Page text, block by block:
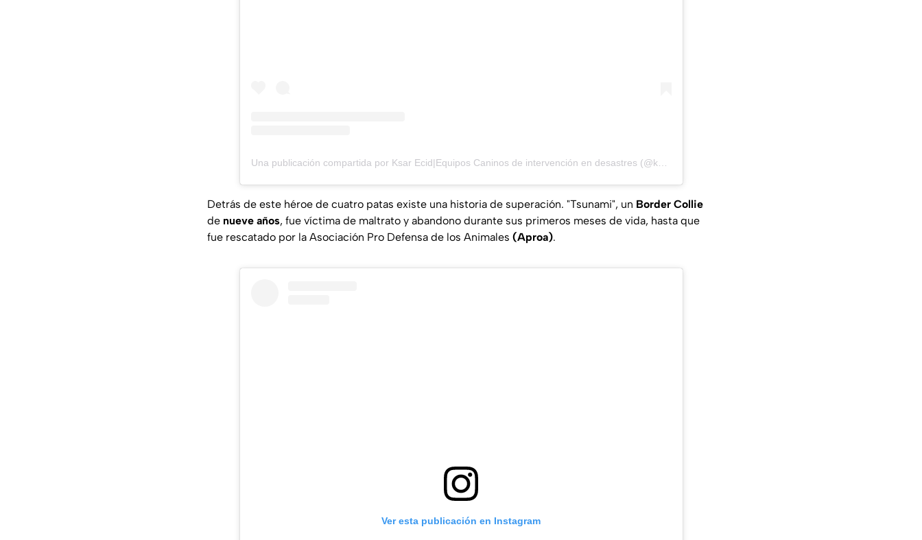
Detrás de este héroe de cuatro patas existe una historia de superación. "Tsunami", un Border Collie
de nueve años, fue víctima de maltrato y abandono durante sus primeros meses de vida, hasta que
fue rescatado por la Asociación Pro Defensa de los Animales (Aproa).
Ver esta publicación en Instagram